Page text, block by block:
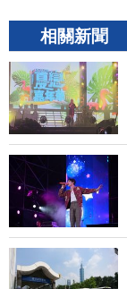
相關新聞